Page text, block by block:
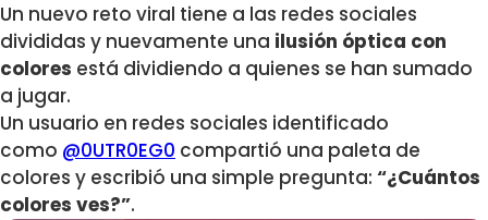
Un nuevo reto viral tiene a las redes sociales
divididas y nuevamente una ilusión óptica con
colores está dividiendo a quienes se han sumado
a jugar.
Un usuario en redes sociales identificado
como @0UTR0EG0 compartió una paleta de
colores y escribió una simple pregunta: “¿Cuántos
colores ves?”.